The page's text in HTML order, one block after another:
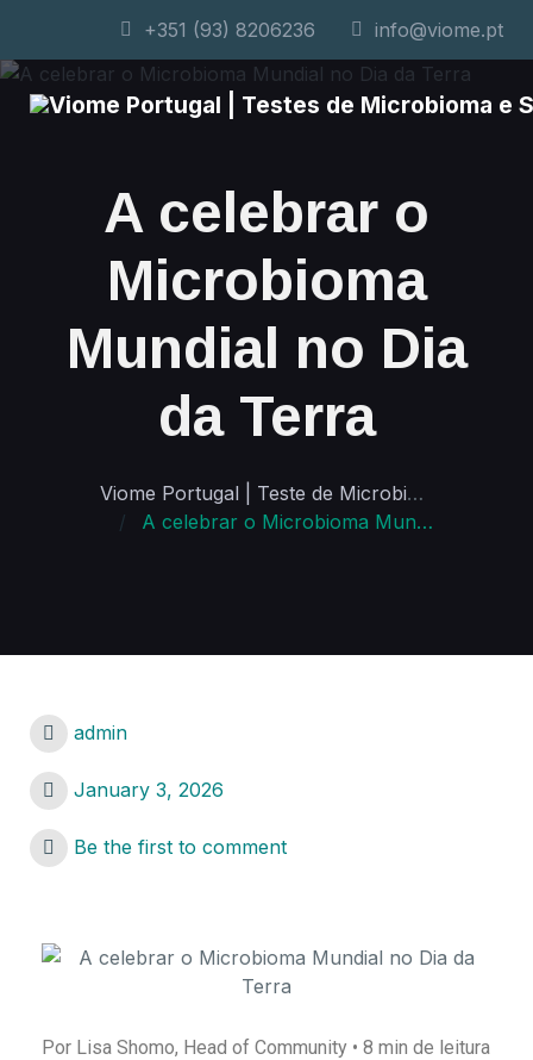
+351 (93) 8206236 info@viome.pt
A celebrar o
Microbioma
Mundial no Dia
da Terra
Viome Portugal | Teste de Microbioma e Saúde Personalizada
A celebrar o Microbioma Mundial no Dia da Terra
admin
January 3, 2026
Be the first to comment
Por Lisa Shomo, Head of Community • 8 min de leitura